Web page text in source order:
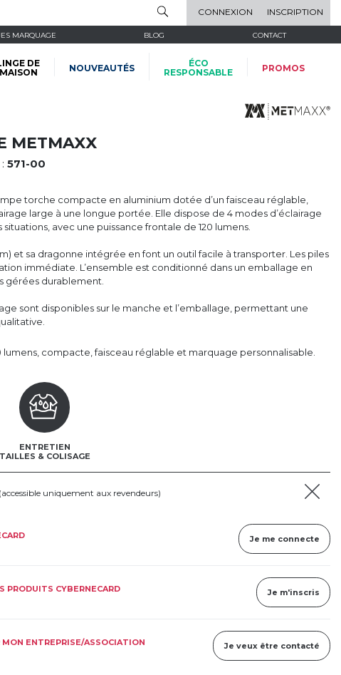
CONNEXION INSCRIPTION
MARQUAGE BLOG CONTACT
DE
MAISON
NOUVEAUTÉS
ÉCO
RESPONSABLE
PROMOS
METMAXX
571-00
torche compacte en aluminium dotée d’un faisceau réglable,
large à une longue portée. Elle dispose de 4 modes d’éclairage
avec une puissance frontale de 120 lumens.
et sa dragonne intégrée en font un outil facile à transporter. Les piles
immédiate. L’ensemble est conditionné dans un emballage en
gérées durablement.
sont disponibles sur le manche et l’emballage, permettant une
lumens, compacte, faisceau réglable et marquage personnalisable.
ENTRETIEN
TAILLES & COLISAGE
(accessible uniquement aux revendeurs)
Je me connecte
PRODUITS CYBERNECARD Je m'inscris
ENTREPRISE/ASSOCIATION Je veux être contacté